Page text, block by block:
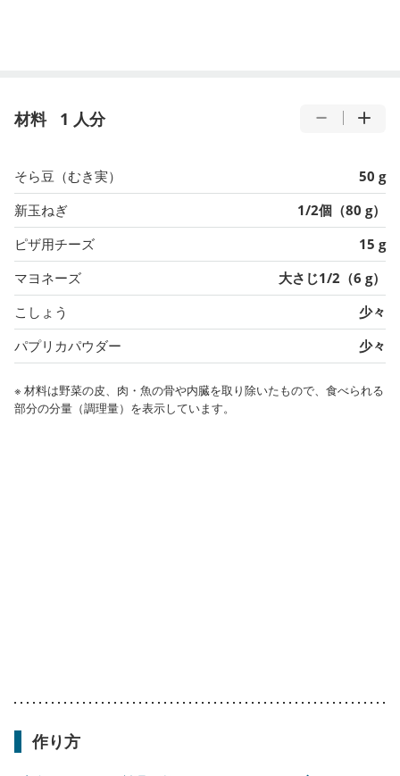
材料 1 人分
そら豆（むき実）
50 g
新玉ねぎ
1/2個（80 g）
ピザ用チーズ
15 g
マヨネーズ
大さじ1/2（6 g）
こしょう
少々
パプリカパウダー
少々
※ 材料は野菜の皮、肉・魚の骨や内臓を取り除いたもので、食べられる
部分の分量（調理量）を表示しています。
作り方